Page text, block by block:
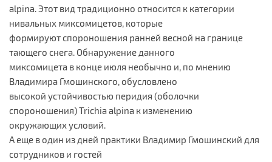
alpina. Этот вид традиционно относится к категории
нивальных миксомицетов, которые
формируют спороношения ранней весной на границе
тающего снега. Обнаружение данного
миксомицета в конце июля необычно и, по мнению
Владимира Гмошинского, обусловлено
высокой устойчивостью перидия (оболочки
спороношения) Trichia alpina к изменению
окружающих условий.
А еще в один из дней практики Владимир Гмошинский для
сотрудников и гостей